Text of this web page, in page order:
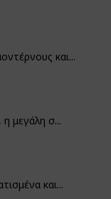
και...
μεγάλη σ...
και...